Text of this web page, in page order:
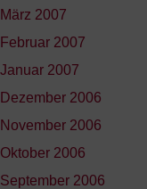
März 2007
Februar 2007
Januar 2007
Dezember 2006
November 2006
Oktober 2006
September 2006